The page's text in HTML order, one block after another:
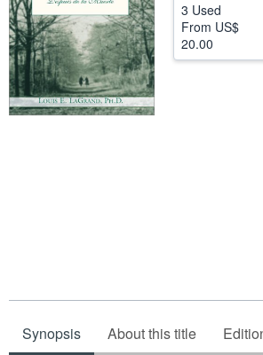
3 Used
From US$
20.00
Synopsis About this title